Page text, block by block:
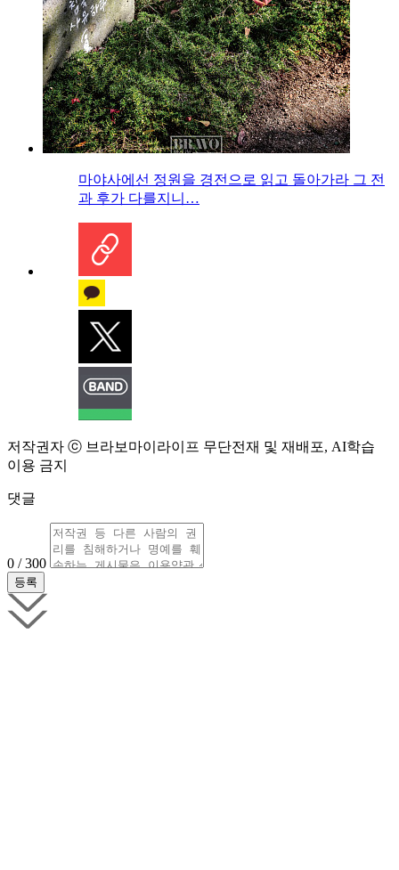
마야사에선 정원을 경전으로 읽고 돌아가라 그 전
과 후가 다를지니…
저작권자 ⓒ 브라보마이라이프 무단전재 및 재배포, AI학습
이용 금지
댓글
0 / 300